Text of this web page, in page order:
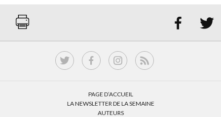
 
PAGE D’ACCUEIL
LA NEWSLETTER DE LA SEMAINE
AUTEURS